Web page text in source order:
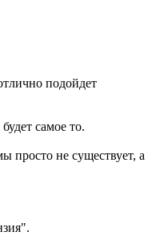
подойдет
самое то.
просто не существует, а